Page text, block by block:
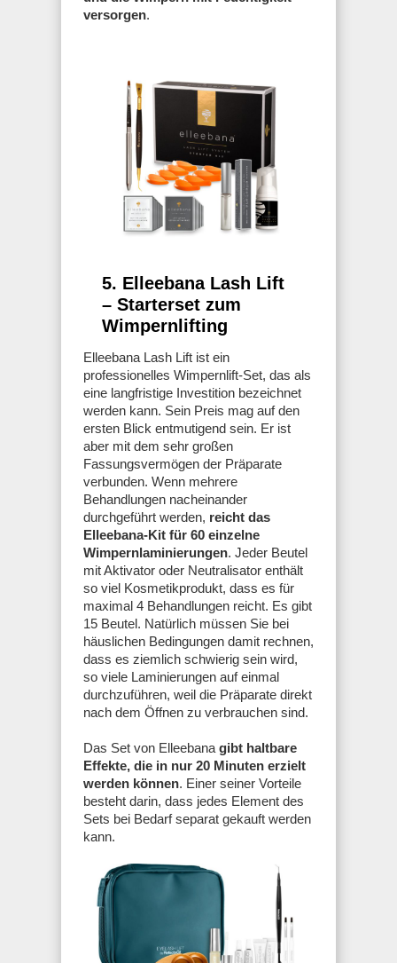
versorgen.
5. Elleebana Lash Lift
– Starterset zum
Wimpernlifting
Elleebana Lash Lift ist ein
professionelles Wimpernlift-Set, das als
eine langfristige Investition bezeichnet
werden kann. Sein Preis mag auf den
ersten Blick entmutigend sein. Er ist
aber mit dem sehr großen
Fassungsvermögen der Präparate
verbunden. Wenn mehrere
Behandlungen nacheinander
durchgeführt werden, reicht das
Elleebana-Kit für 60 einzelne
Wimpernlaminierungen. Jeder Beutel
mit Aktivator oder Neutralisator enthält
so viel Kosmetikprodukt, dass es für
maximal 4 Behandlungen reicht. Es gibt
15 Beutel. Natürlich müssen Sie bei
häuslichen Bedingungen damit rechnen,
dass es ziemlich schwierig sein wird,
so viele Laminierungen auf einmal
durchzuführen, weil die Präparate direkt
nach dem Öffnen zu verbrauchen sind.
Das Set von Elleebanagibt haltbare
Effekte, die in nur 20 Minuten erzielt
werden können. Einer seiner Vorteile
besteht darin, dass jedes Element des
Sets bei Bedarf separat gekauft werden
kann.